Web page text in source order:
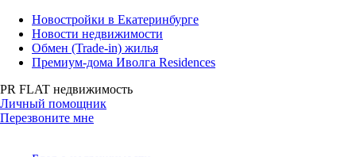
Новостройки в Екатеринбурге
Новости недвижимости
Обмен (Trade-in) жилья
Премиум-дома Иволга Residences
PR FLAT недвижимость
Личный помощник
Перезвоните мне